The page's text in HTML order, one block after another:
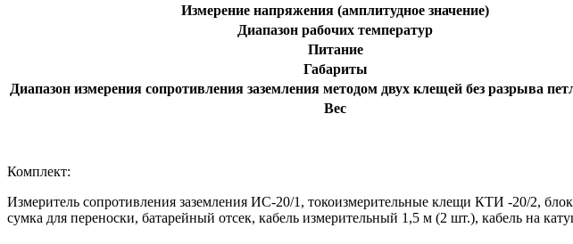
Измерение напряжения (амплитудное значение)
Диапазон рабочих температур
Питание
Габариты
Диапазон измерения сопротивления заземления методом двух клещей без разрыва
Вес
Комплект:
Измеритель сопротивления заземления ИС-20/1, токоизмерительные клещи КТИ -20/2,
сумка для переноски, батарейный отсек, кабель измерительный 1,5 м (2 шт.), кабель на